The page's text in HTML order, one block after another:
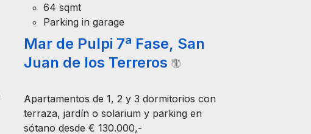
64 sqmt
Parking in garage
Mar de Pulpi 7ª Fase, San
Juan de los Terreros
Apartamentos de 1, 2 y 3 dormitorios con
terraza, jardín o solarium y parking en
sótano desde € 130.000,-